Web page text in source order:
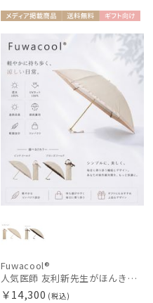
載商品
料
向け
Fuwacool®
人気医師 友利新先生がほんきで作った”絶対に忘れない誰でも日傘” 55【晴雨兼用折りたたみ日傘】フワクール® (Fuwacool®) 雨の日OK 軽量 遮光100% UV100%
￥14,300 (税込)